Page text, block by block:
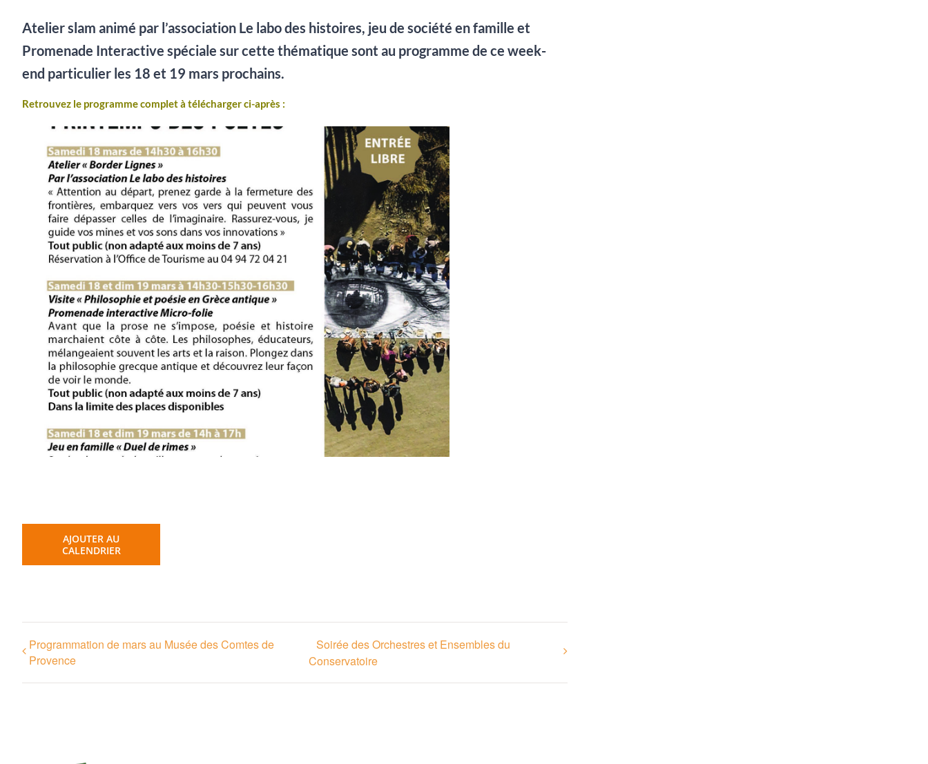
Atelier slam animé par l’association Le labo des histoires, jeu de société en famille et
Promenade Interactive spéciale sur cette thématique sont au programme de ce week-
end particulier les 18 et 19 mars prochains.
Retrouvez le programme complet à télécharger ci-après :
AJOUTER AU
CALENDRIER
Programmation de mars au Musée des Comtes de
Provence
Soirée des Orchestres et Ensembles du
Conservatoire